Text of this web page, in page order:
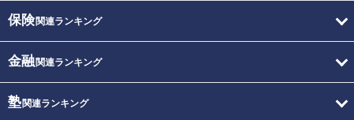
保険関連ランキング
金融関連ランキング
塾関連ランキング